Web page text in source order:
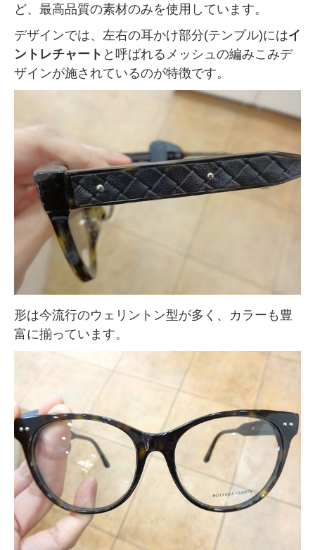
ど、最高品質の素材のみを使用しています。
デザインでは、左右の耳かけ部分(テンプル)にはイ
ントレチャート と呼ばれるメッシュの編みこみデ
ザインが施されているのが特徴です。
形は今流行のウェリントン型が多く、カラーも豊
富に揃っています。